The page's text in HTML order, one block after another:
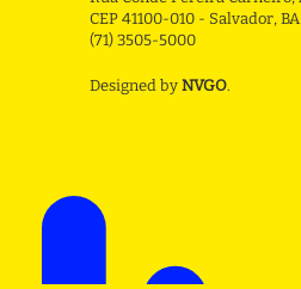
CEP 41100-010 - Salvador, BA
(71) 3505-5000
Designed by NVGO.